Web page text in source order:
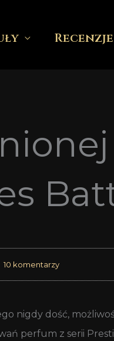
Recenzje
10 komentarzy
nigdy dość,
perfum z serii